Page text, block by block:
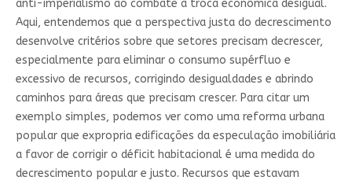
anti-imperialismo ao combate à troca econômica desigual.
Aqui, entendemos que a perspectiva justa do decrescimento
desenvolve critérios sobre que setores precisam decrescer,
especialmente para eliminar o consumo supérfluo e
excessivo de recursos, corrigindo desigualdades e abrindo
caminhos para áreas que precisam crescer. Para citar um
exemplo simples, podemos ver como uma reforma urbana
popular que expropria edificações da especulação imobiliária
a favor de corrigir o déficit habitacional é uma medida do
decrescimento popular e justo. Recursos que estavam